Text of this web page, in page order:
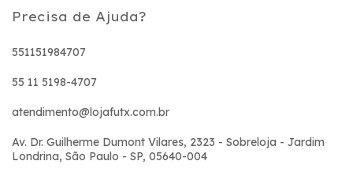
Precisa de Ajuda?
551151984707
55 11 5198-4707
atendimento@lojafutx.com.br
Av. Dr. Guilherme Dumont Vilares, 2323 - Sobreloja - Jardim
Londrina, São Paulo - SP, 05640-004